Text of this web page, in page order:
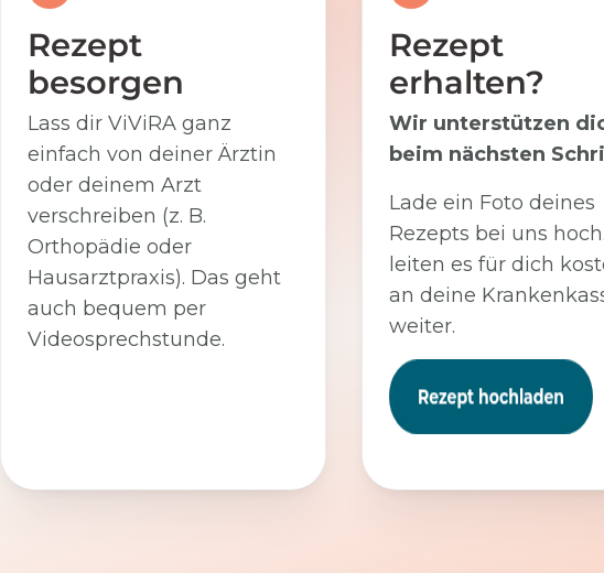
Rezept
besorgen
Lass dir ViViRA ganz
einfach von deiner Ärztin
oder deinem Arzt
verschreiben (z. B.
Orthopädie oder
Hausarztpraxis). Das geht
auch bequem per
Videosprechstunde.
Rezept
erhalten?
Wir unterstützen
beim nächsten
Lade ein Foto deines
Rezepts bei uns
leiten es für dich
an deine
weiter.